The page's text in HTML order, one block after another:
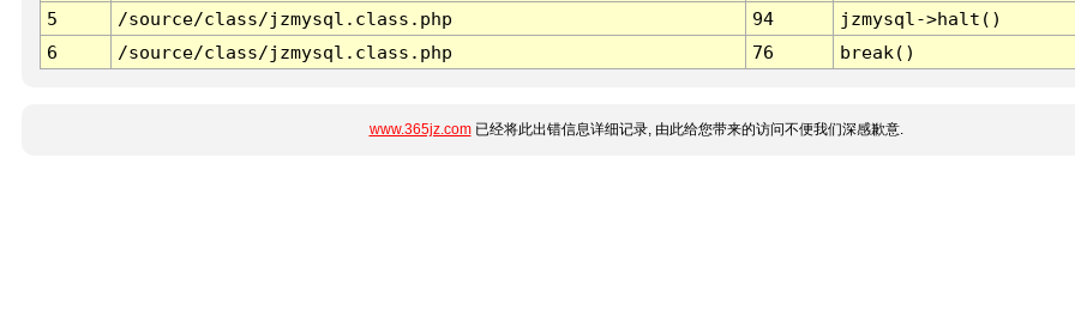
5
/source/class/jzmysql.class.php 94
jzmysql->halt()
6
/source/class/jzmysql.class.php 76 break()
www.365jz.com已经将此出错信息详细记录, 由此给您带来的访问不便我们深感歉意.